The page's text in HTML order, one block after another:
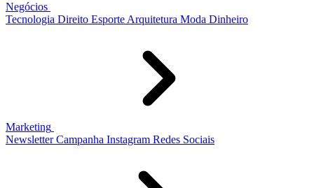
Negócios
Tecnologia Direito Esporte Arquitetura Moda Dinheiro
Marketing
Newsletter Campanha Instagram Redes Sociais